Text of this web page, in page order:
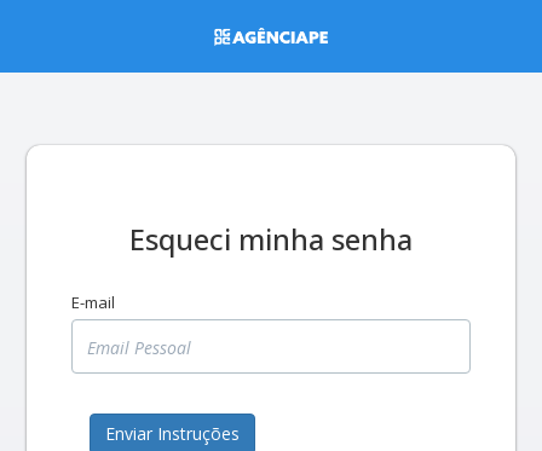
Esqueci minha senha
E-mail
Enviar Instruções